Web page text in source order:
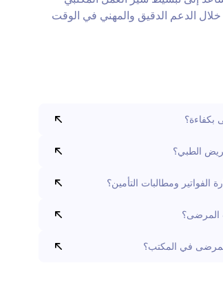
الدعم الدقيق والمهني في الوقت
بكفاءة؟
الطبي؟
ومطالبات التأمين؟
المرضى؟
في المكتب؟